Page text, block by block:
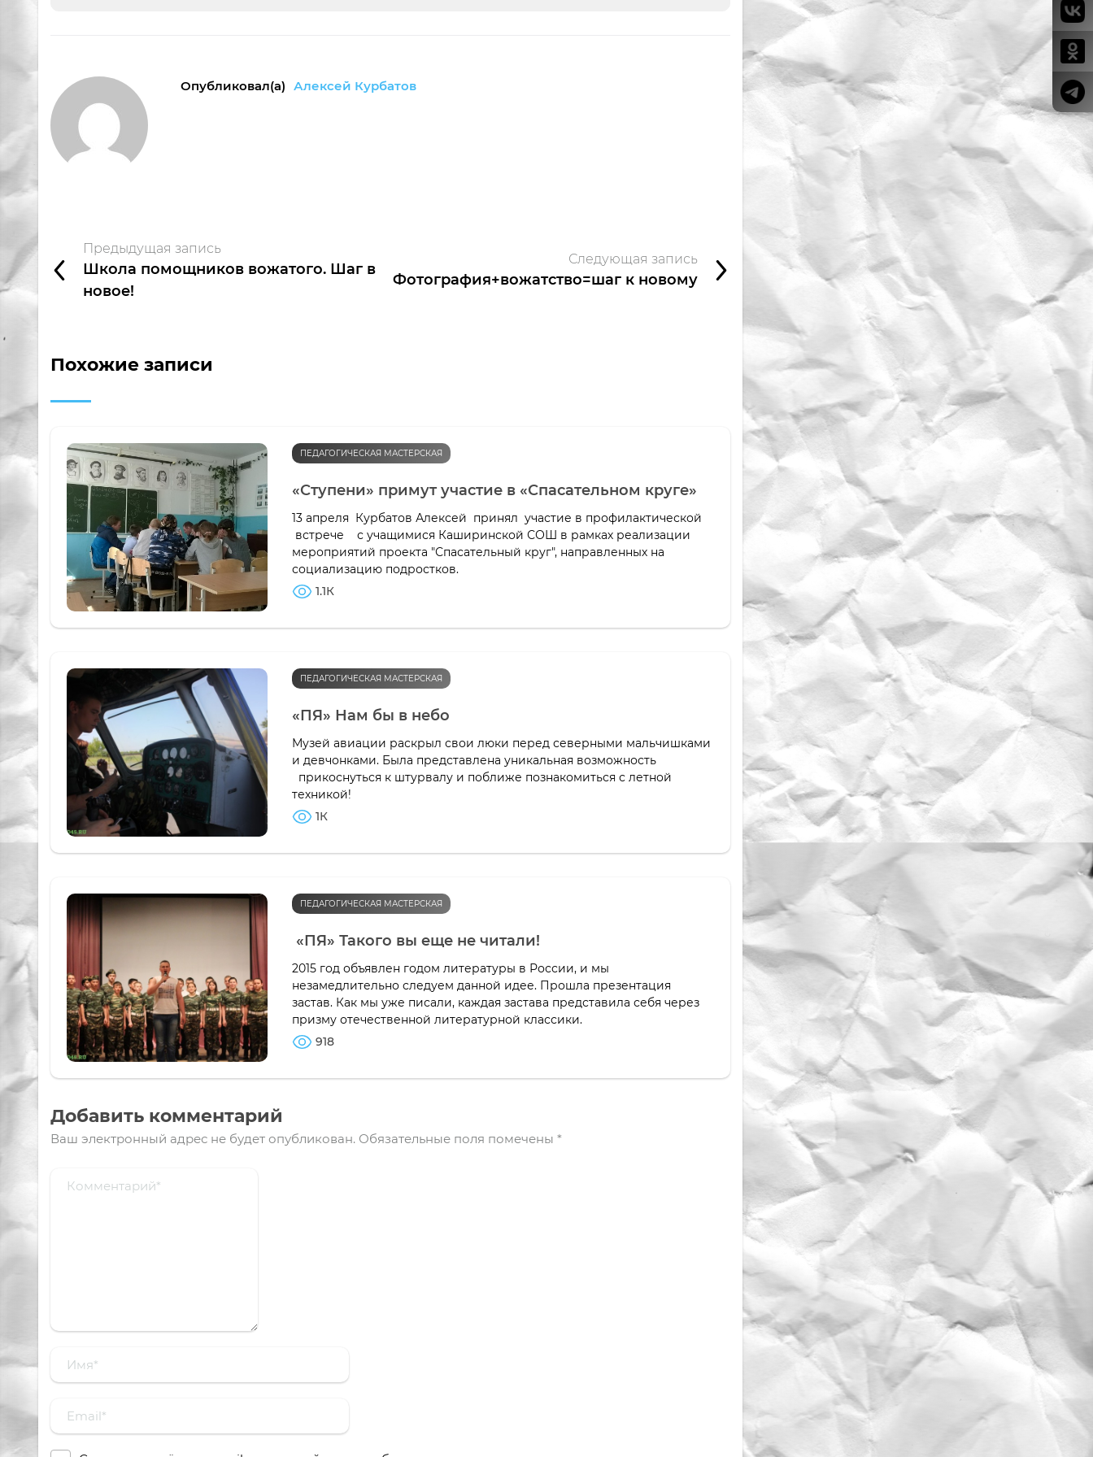
Опубликовал(а) Алексей Курбатов
Предыдущая запись
Школа помощников вожатого. Шаг в
новое!
Следующая запись
Фотография+вожатство=шаг к новому
Похожие записи
ПЕДАГОГИЧЕСКАЯ МАСТЕРСКАЯ
«Ступени» примут участие в «Спасательном круге»
13 апреля Курбатов Алексей принял участие в профилактической
встрече с учащимися Каширинской СОШ в рамках реализации
мероприятий проекта "Спасательный круг", направленных на
социализацию подростков.
1.1К
ПЕДАГОГИЧЕСКАЯ МАСТЕРСКАЯ
«ПЯ» Нам бы в небо
Музей авиации раскрыл свои люки перед северными мальчишками
и девчонками. Была представлена уникальная возможность
прикоснуться к штурвалу и поближе познакомиться с летной
техникой!
1К
ПЕДАГОГИЧЕСКАЯ МАСТЕРСКАЯ
«ПЯ» Такого вы еще не читали!
2015 год объявлен годом литературы в России, и мы
незамедлительно следуем данной идее. Прошла презентация
застав. Как мы уже писали, каждая застава представила себя через
призму отечественной литературной классики.
918
Добавить комментарий
Ваш электронный адрес не будет опубликован. Обязательные поля помечены *